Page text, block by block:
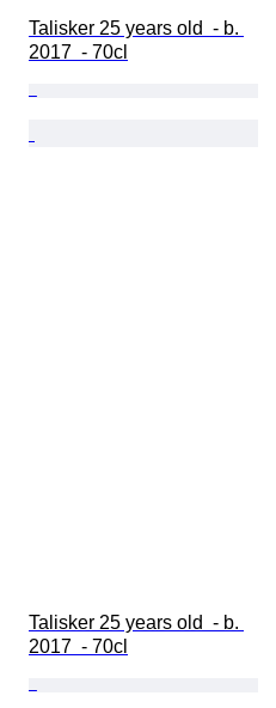
Talisker 25 years old  - b.
2017  - 70cl
Talisker 25 years old  - b.
2017  - 70cl